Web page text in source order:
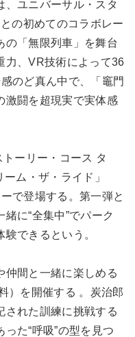
、ユニバーサル・スタ
の初めてのコラボレー
の「無限列車」を舞台
力、VR技術によって36
のど真ん中で、「竈門
激闘を超現実で実体感
ーリー・コース タ
ム・ザ・ライド」
で登場する。第一弾と
に“全集中”でパーク
できるという。
仲間と一緒に楽しめる
）を開催する 。炭治郎
された訓練に挑戦する
た“呼吸”の型を見つ